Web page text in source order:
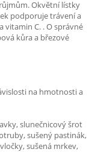
Okvětní lístky
podporuje trávení a
vitamin C. . O správné
kůra a březové
na hmotnosti a
slunečnicový šrot
sušený pastinák,
sušená mrkev,